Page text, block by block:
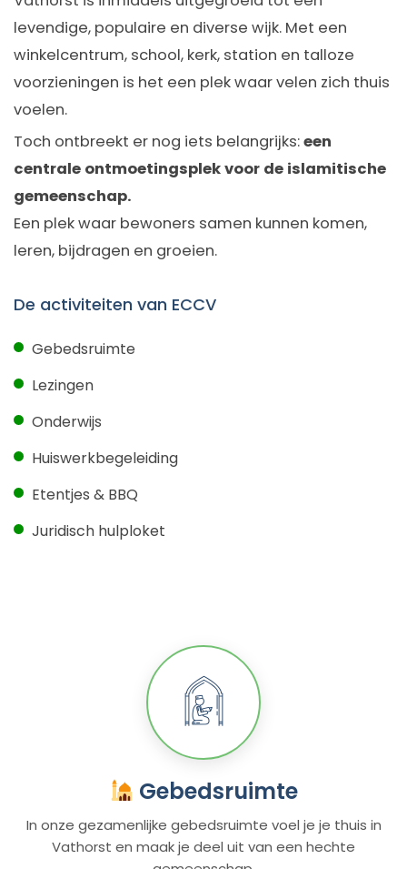
levendige, populaire en diverse wijk. Met een
winkelcentrum, school, kerk, station en talloze
voorzieningen is het een plek waar velen zich thuis
voelen.
Toch ontbreekt er nog iets belangrijks:een
centrale ontmoetingsplek voor de islamitische
gemeenschap.
Een plek waar bewoners samen kunnen komen,
leren, bijdragen en groeien.
De activiteiten van ECCV
Gebedsruimte
Lezingen
Onderwijs
Huiswerkbegeleiding
Etentjes & BBQ
Juridisch hulploket
Gebedsruimte
In onze gezamenlijke gebedsruimte voel je je thuis in
Vathorst en maak je deel uit van een hechte